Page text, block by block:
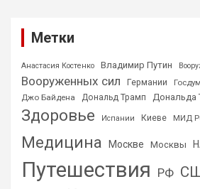
Метки
Анастасия Костенко Владимир Путин
Вооруженных сил Германии
Джо Байдена
Дональд Трамп Дональда
Здоровье Испании Киеве МИД
Медицина Москве Москвы
Путешествия РФ